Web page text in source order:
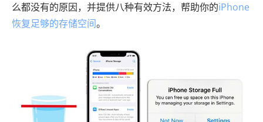
么都没有的原因，并提供八种有效方法，帮助你的iPhone
恢复足够的存储空间。